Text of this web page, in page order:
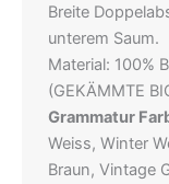
Breite
unterem Saum.
Material: 100%
(GEKÄMMTE
Grammatur
Weiss, Winter
Braun, Vintage